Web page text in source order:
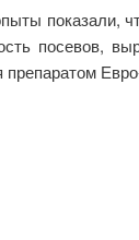
показали,
посевов,